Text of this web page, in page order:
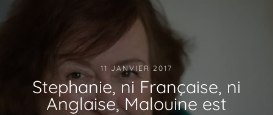
11 JANVIER 2017
Stephanie, ni Française, ni
Anglaise, Malouine est